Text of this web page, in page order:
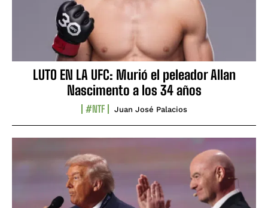
LUTO EN LA UFC: Murió el peleador Allan
Nascimento a los 34 años
#NTF Juan José Palacios